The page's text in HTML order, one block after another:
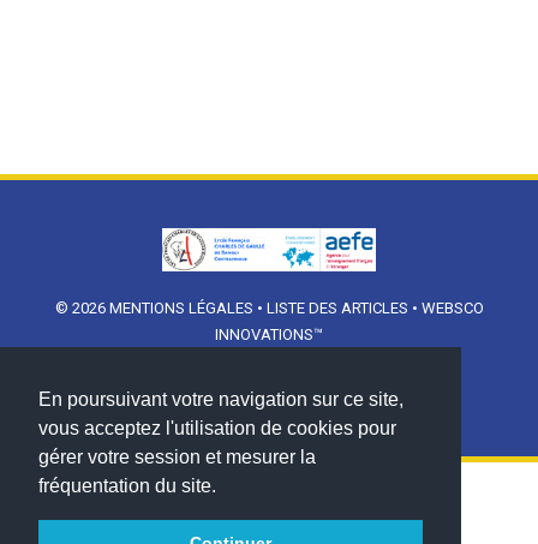
En poursuivant votre navigation sur ce site,
vous acceptez l'utilisation de cookies pour
gérer votre session et mesurer la
fréquentation du site.
© 2026 MENTIONS LÉGALES • LISTE DES ARTICLES • WEBSCO
INNOVATIONS™